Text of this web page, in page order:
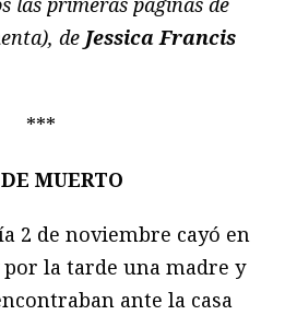
de Jessica Francis
***
MUERTO
2 de noviembre cayó en
la tarde una madre y
ante la casa